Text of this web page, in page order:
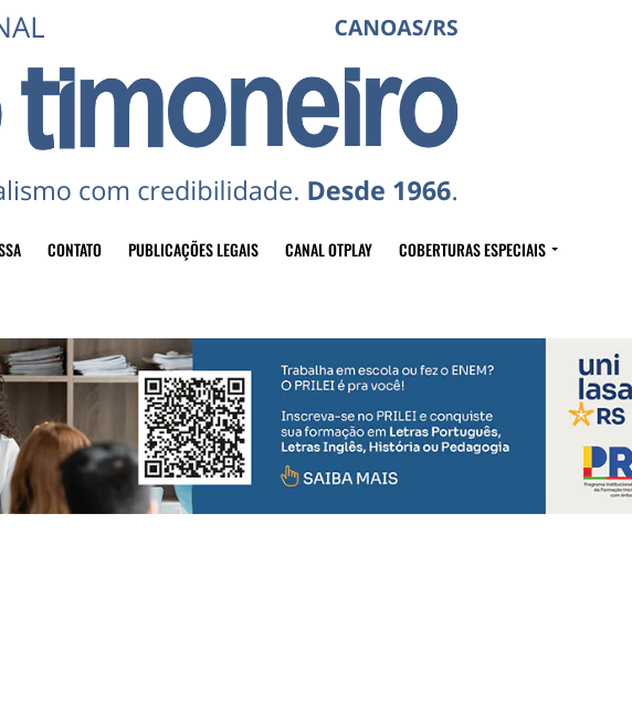
CONTATO PUBLICAÇÕES LEGAIS CANAL OTPLAY COBERTURAS ESPECIAIS